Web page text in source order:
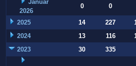
Januar
2026
0 0
2025 14 227
2024
13 116
2023
30 335